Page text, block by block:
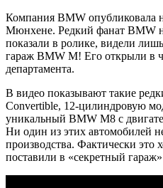
Компания BMW опубликовала
Мюнхене. Редкий фанат BMW
показали в ролике, видели
гараж BMW M! Его открыли в
департамента.
В видео показывают такие
Convertible, 12-цилиндровую
уникальный BMW M8 с
Ни один из этих автомобилей
производства. Фактически это
поставили в «секретный